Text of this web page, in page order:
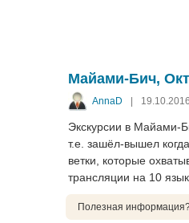
Майами-Бич,
AnnaD 19.10.2016
Экскурсии в Майами-
т.е. зашёл-вышел
ветки, которые
трансляции на 10
Полезная